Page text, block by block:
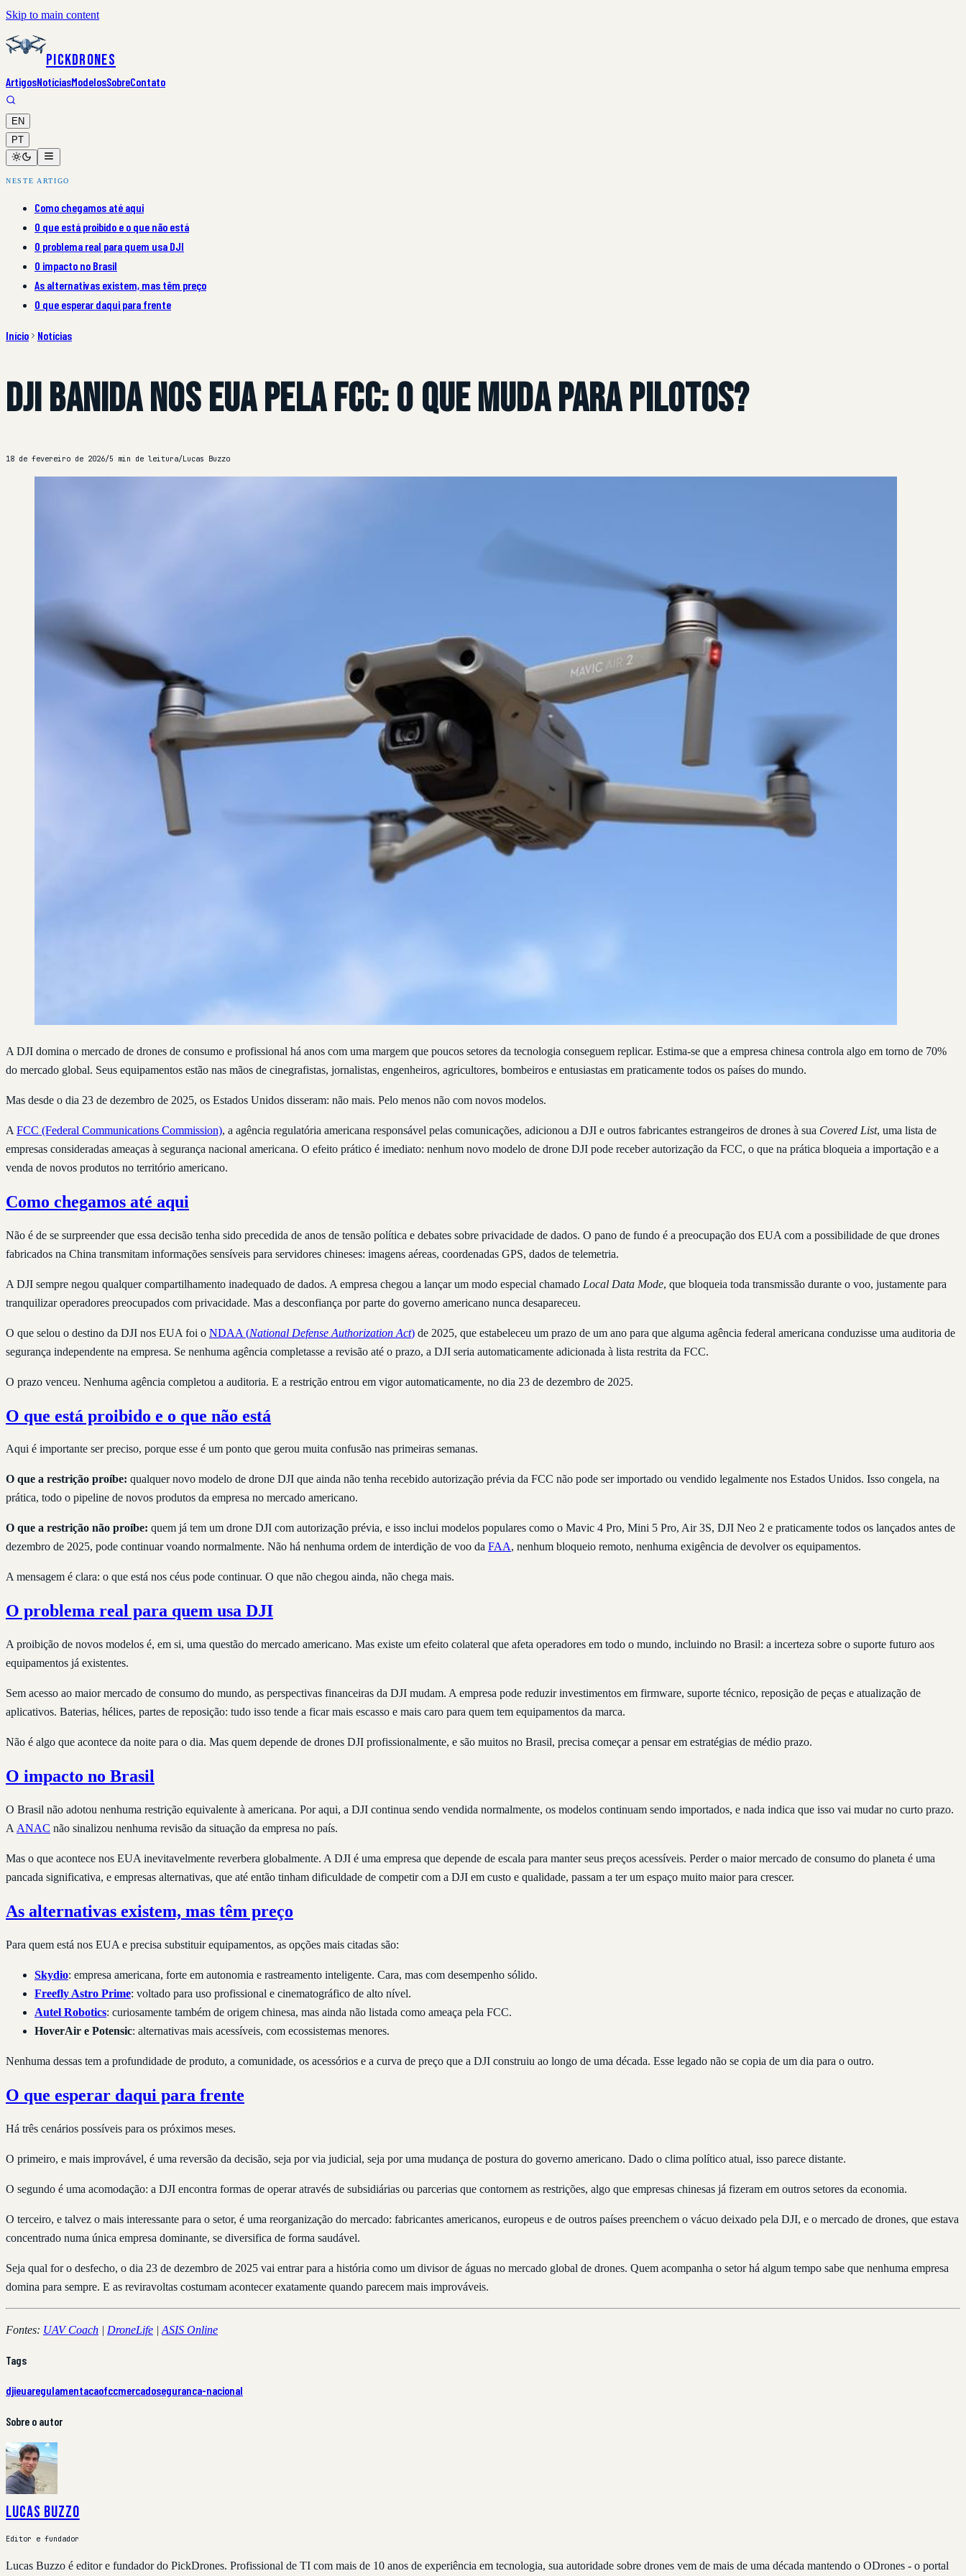
Skip to main content
PickDrones
ArtigosNotíciasModelosSobreContato
EN
PT
NESTE ARTIGO
Como chegamos até aqui
O que está proibido e o que não está
O problema real para quem usa DJI
O impacto no Brasil
As alternativas existem, mas têm preço
O que esperar daqui para frente
Início Notícias
DJI banida nos EUA pela FCC: o que muda para pilotos?
18 de fevereiro de 2026/5 min de leitura/Lucas Buzzo
A DJI domina o mercado de drones de consumo e profissional há anos com uma margem que poucos setores da tecnologia conseguem replicar. Estima-se que a empresa chinesa controla algo em torno de 70%
do mercado global. Seus equipamentos estão nas mãos de cinegrafistas, jornalistas, engenheiros, agricultores, bombeiros e entusiastas em praticamente todos os países do mundo.
Mas desde o dia 23 de dezembro de 2025, os Estados Unidos disseram: não mais. Pelo menos não com novos modelos.
A FCC (Federal Communications Commission), a agência regulatória americana responsável pelas comunicações, adicionou a DJI e outros fabricantes estrangeiros de drones à sua Covered List, uma lista de
empresas consideradas ameaças à segurança nacional americana. O efeito prático é imediato: nenhum novo modelo de drone DJI pode receber autorização da FCC, o que na prática bloqueia a importação e a
venda de novos produtos no território americano.
Como chegamos até aqui
Não é de se surpreender que essa decisão tenha sido precedida de anos de tensão política e debates sobre privacidade de dados. O pano de fundo é a preocupação dos EUA com a possibilidade de que drones
fabricados na China transmitam informações sensíveis para servidores chineses: imagens aéreas, coordenadas GPS, dados de telemetria.
A DJI sempre negou qualquer compartilhamento inadequado de dados. A empresa chegou a lançar um modo especial chamado Local Data Mode, que bloqueia toda transmissão durante o voo, justamente para
tranquilizar operadores preocupados com privacidade. Mas a desconfiança por parte do governo americano nunca desapareceu.
O que selou o destino da DJI nos EUA foi o NDAA (National Defense Authorization Act) de 2025, que estabeleceu um prazo de um ano para que alguma agência federal americana conduzisse uma auditoria de
segurança independente na empresa. Se nenhuma agência completasse a revisão até o prazo, a DJI seria automaticamente adicionada à lista restrita da FCC.
O prazo venceu. Nenhuma agência completou a auditoria. E a restrição entrou em vigor automaticamente, no dia 23 de dezembro de 2025.
O que está proibido e o que não está
Aqui é importante ser preciso, porque esse é um ponto que gerou muita confusão nas primeiras semanas.
O que a restrição proíbe: qualquer novo modelo de drone DJI que ainda não tenha recebido autorização prévia da FCC não pode ser importado ou vendido legalmente nos Estados Unidos. Isso congela, na
prática, todo o pipeline de novos produtos da empresa no mercado americano.
O que a restrição não proíbe: quem já tem um drone DJI com autorização prévia, e isso inclui modelos populares como o Mavic 4 Pro, Mini 5 Pro, Air 3S, DJI Neo 2 e praticamente todos os lançados antes de
dezembro de 2025, pode continuar voando normalmente. Não há nenhuma ordem de interdição de voo da FAA, nenhum bloqueio remoto, nenhuma exigência de devolver os equipamentos.
A mensagem é clara: o que está nos céus pode continuar. O que não chegou ainda, não chega mais.
O problema real para quem usa DJI
A proibição de novos modelos é, em si, uma questão do mercado americano. Mas existe um efeito colateral que afeta operadores em todo o mundo, incluindo no Brasil: a incerteza sobre o suporte futuro aos
equipamentos já existentes.
Sem acesso ao maior mercado de consumo do mundo, as perspectivas financeiras da DJI mudam. A empresa pode reduzir investimentos em firmware, suporte técnico, reposição de peças e atualização de
aplicativos. Baterias, hélices, partes de reposição: tudo isso tende a ficar mais escasso e mais caro para quem tem equipamentos da marca.
Não é algo que acontece da noite para o dia. Mas quem depende de drones DJI profissionalmente, e são muitos no Brasil, precisa começar a pensar em estratégias de médio prazo.
O impacto no Brasil
O Brasil não adotou nenhuma restrição equivalente à americana. Por aqui, a DJI continua sendo vendida normalmente, os modelos continuam sendo importados, e nada indica que isso vai mudar no curto prazo.
A ANAC não sinalizou nenhuma revisão da situação da empresa no país.
Mas o que acontece nos EUA inevitavelmente reverbera globalmente. A DJI é uma empresa que depende de escala para manter seus preços acessíveis. Perder o maior mercado de consumo do planeta é uma
pancada significativa, e empresas alternativas, que até então tinham dificuldade de competir com a DJI em custo e qualidade, passam a ter um espaço muito maior para crescer.
As alternativas existem, mas têm preço
Para quem está nos EUA e precisa substituir equipamentos, as opções mais citadas são:
Skydio: empresa americana, forte em autonomia e rastreamento inteligente. Cara, mas com desempenho sólido.
Freefly Astro Prime: voltado para uso profissional e cinematográfico de alto nível.
Autel Robotics: curiosamente também de origem chinesa, mas ainda não listada como ameaça pela FCC.
HoverAir e Potensic: alternativas mais acessíveis, com ecossistemas menores.
Nenhuma dessas tem a profundidade de produto, a comunidade, os acessórios e a curva de preço que a DJI construiu ao longo de uma década. Esse legado não se copia de um dia para o outro.
O que esperar daqui para frente
Há três cenários possíveis para os próximos meses.
O primeiro, e mais improvável, é uma reversão da decisão, seja por via judicial, seja por uma mudança de postura do governo americano. Dado o clima político atual, isso parece distante.
O segundo é uma acomodação: a DJI encontra formas de operar através de subsidiárias ou parcerias que contornem as restrições, algo que empresas chinesas já fizeram em outros setores da economia.
O terceiro, e talvez o mais interessante para o setor, é uma reorganização do mercado: fabricantes americanos, europeus e de outros países preenchem o vácuo deixado pela DJI, e o mercado de drones, que estava
concentrado numa única empresa dominante, se diversifica de forma saudável.
Seja qual for o desfecho, o dia 23 de dezembro de 2025 vai entrar para a história como um divisor de águas no mercado global de drones. Quem acompanha o setor há algum tempo sabe que nenhuma empresa
domina para sempre. E as reviravoltas costumam acontecer exatamente quando parecem mais improváveis.
Fontes: UAV Coach | DroneLife | ASIS Online
Tags
djieuaregulamentacaofccmercadoseguranca-nacional
Sobre o autor
Lucas Buzzo
Editor e fundador
Lucas Buzzo é editor e fundador do PickDrones. Profissional de TI com mais de 10 anos de experiência em tecnologia, sua autoridade sobre drones vem de mais de uma década mantendo o ODrones - o portal